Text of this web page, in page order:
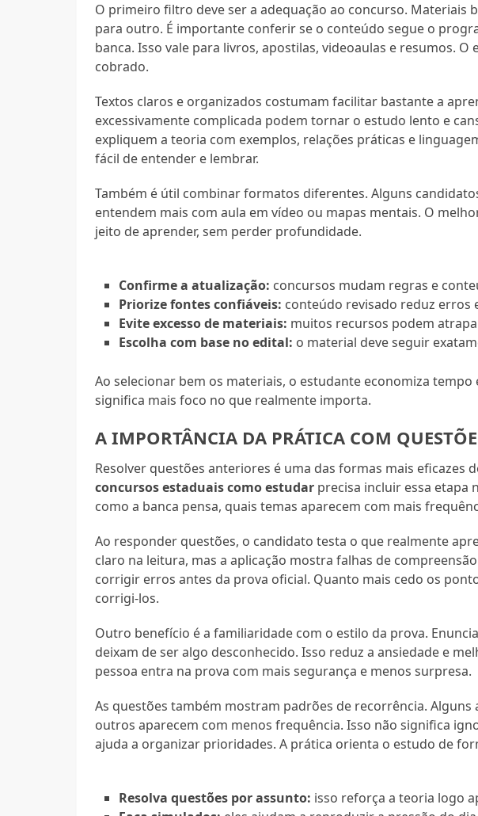
O primeiro filtro deve ser a adequação ao concurso. Materiais
para outro. É importante conferir se o conteúdo segue o
banca. Isso vale para livros, apostilas, videoaulas e resumos.
cobrado.
Textos claros e organizados costumam facilitar bastante a
excessivamente complicada podem tornar o estudo lento e
expliquem a teoria com exemplos, relações práticas e
fácil de entender e lembrar.
Também é útil combinar formatos diferentes. Alguns
entendem mais com aula em vídeo ou mapas mentais. O
jeito de aprender, sem perder profundidade.
Confirme a atualização: concursos mudam regras e
Priorize fontes confiáveis: conteúdo revisado reduz erros
Evite excesso de materiais: muitos recursos podem
Escolha com base no edital: o material deve seguir
Ao selecionar bem os materiais, o estudante economiza
significa mais foco no que realmente importa.
A IMPORTÂNCIA DA PRÁTICA COM
Resolver questões anteriores é uma das formas mais eficazes
concursos estaduais como estudar precisa incluir essa etapa
como a banca pensa, quais temas aparecem com mais
Ao responder questões, o candidato testa o que realmente
claro na leitura, mas a aplicação mostra falhas de
corrigir erros antes da prova oficial. Quanto mais cedo os
corrigi-los.
Outro benefício é a familiaridade com o estilo da prova.
deixam de ser algo desconhecido. Isso reduz a ansiedade e
pessoa entra na prova com mais segurança e menos surpresa.
As questões também mostram padrões de recorrência. Alguns
outros aparecem com menos frequência. Isso não significa
ajuda a organizar prioridades. A prática orienta o estudo de
Resolva questões por assunto: isso reforça a teoria logo